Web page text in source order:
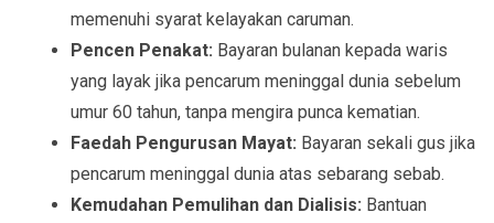
memenuhi syarat kelayakan caruman.
Pencen Penakat: Bayaran bulanan kepada waris
yang layak jika pencarum meninggal dunia sebelum
umur 60 tahun, tanpa mengira punca kematian.
Faedah Pengurusan Mayat: Bayaran sekali gus jika
pencarum meninggal dunia atas sebarang sebab.
Kemudahan Pemulihan dan Dialisis: Bantuan